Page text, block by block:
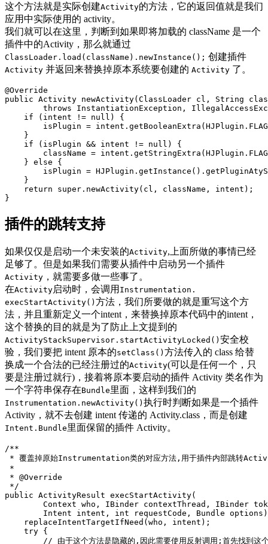
这个方法就是实际创建Activity的方法，它的返回值就是我们
应用中实际使用的 activity。
我们就可以在这里，判断到如果即将加载的 className 是一个
插件中的Activity，那么就通过
ClassLoader.load(className).newInstance(); 创建插件
Activity 并返回来替换掉原本系统要创建的 Activity 了。
@Override
public Activity newActivity( ClassLoader cl , String
throws
InstantiationException ,
if
( intent != null )
{
isPlugin = intent . getBooleanExtra ( HJPlugin .
}
if
( isPlugin && intent != null )
{
className = intent . getStringExtra ( HJPlugin .
} else
{
isPlugin = HJPlugin . getInstance ().
}
return
super . newActivity( cl , className , intent );
}
插件的跳转支持
如果仅仅是启动一个未安装的Activity,上面所做的事情已经
足够了。但是如果我们需要从插件中启动另一个插件
Activity ，就需要多做一些事了。
在Activity 启动时，会调用 Instrumentation.
execStartActivity() 方法，我们所要做的就是重写这个方
法，并且重新定义一个intent，来替换掉原本代码中的intent，
这个替换的目的就是为了防止上文提到的
ActivityStackSupervisor.startActivityLocked() 安全校
验，我们要把 intent 原本的setClass() 方法传入的 class 给替
换成一个合法的已经注册过的Activity(可以是任何一个，只
要是注册过就行)，接着将原本要启动的插件 Activity 类名作为
一个字符串保存在Bundle里面，这样到我们的
Instrumentation.newActivity() 执行时判断如果是一个插件
Activity，就不去创建 intent 传递的 Activity.class，而是创建
Intent.Bundle里面保留的插件 Activity。
/**
* 覆盖掉原始Instrumentation类的对应方法,用于插件内部跳转
*
* @Override
*/
public ActivityResult execStartActivity(
Context who , IBinder contextThread , IBinder
Intent
intent , int requestCode , Bundle options )
replaceIntentTargetIfNeed ( who , intent );
try {
// 由于这个方法是隐藏的,因此需要使用反射调用;首先找到这